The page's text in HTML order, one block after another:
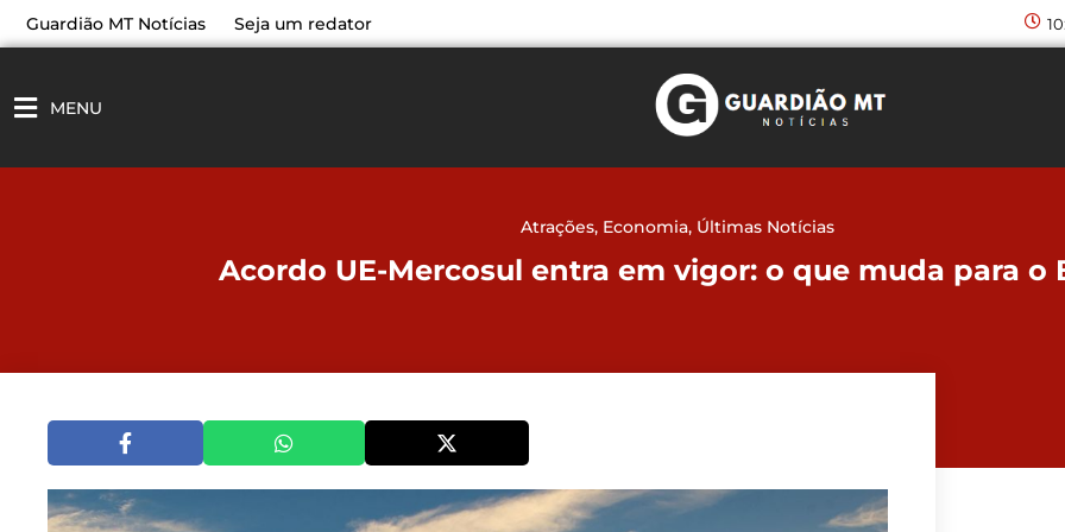
paraGuardião MT Notícias Seja um redator
MENU
Atrações, Economia, Últimas Notícias
Acordo UE-Mercosul entra em vigor: o que muda para o